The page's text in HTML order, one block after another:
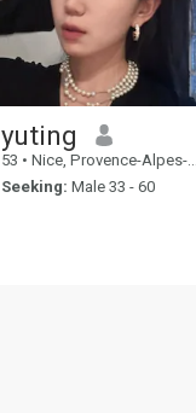
yuting
53 • Nice, Provence-Alpes-Côte d'Azur, France
Seeking: Male 33 - 60